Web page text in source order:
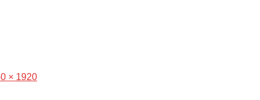
× 1920